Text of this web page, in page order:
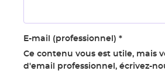
E-mail (professionnel) *
Ce contenu vous est utile, mais
d'email professionnel, écrivez-